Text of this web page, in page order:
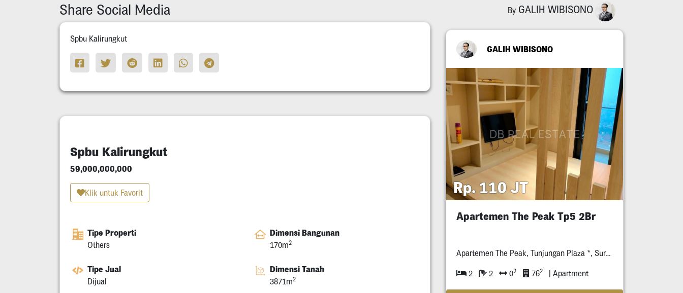
Share Social Media
Spbu Kalirungkut
Spbu Kalirungkut
59,000,000,000
Klik untuk Favorit
Tipe Properti
Others
Dimensi Bangunan
170m2
Tipe Jual
Dijual
Dimensi Tanah
3871m2
By GALIH WIBISONO
GALIH WIBISONO
Rp. 110 JT
Apartemen The Peak Tp5 2Br
Apartemen The Peak, Tunjungan Plaza *, Surabaya
2 2 02 762 | Apartment